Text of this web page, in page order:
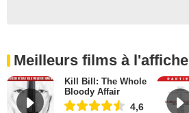
Meilleurs films à l'affiche
Kill Bill: The Whole
Bloody Affair
4,6